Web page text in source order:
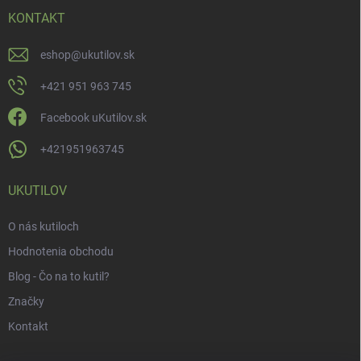
KONTAKT
eshop@ukutilov.sk
+421 951 963 745
Facebook uKutilov.sk
+421951963745
UKUTILOV
O nás kutiloch
Hodnotenia obchodu
Blog - Čo na to kutil?
Značky
Kontakt